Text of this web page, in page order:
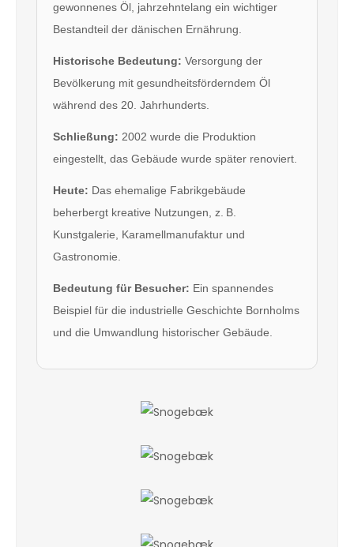
gewonnenes Öl, jahrzehntelang ein wichtiger
Bestandteil der dänischen Ernährung.
Historische Bedeutung: Versorgung der
Bevölkerung mit gesundheitsförderndem Öl
während des 20. Jahrhunderts.
Schließung: 2002 wurde die Produktion
eingestellt, das Gebäude wurde später renoviert.
Heute: Das ehemalige Fabrikgebäude
beherbergt kreative Nutzungen, z. B.
Kunstgalerie, Karamellmanufaktur und
Gastronomie.
Bedeutung für Besucher: Ein spannendes
Beispiel für die industrielle Geschichte Bornholms
und die Umwandlung historischer Gebäude.